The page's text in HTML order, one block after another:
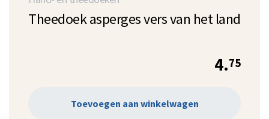
Theedoek asperges vers van het land
4.75
Toevoegen aan winkelwagen